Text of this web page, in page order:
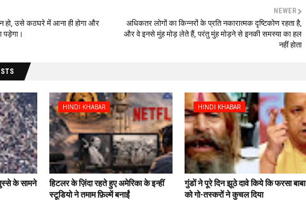
NEWER
अधिकतर लोगों का किन्नरों के प्रति नकारात्मक दृष्टिकोण रहता है‚
और वे इनसे मुंह मोड़ लेते हैं, परंतु मुंह मोड़ने से इनकी समस्या का हल
नहीं होता
न हो, उसे कठघरे में आना ही होगा और
पड़ेगा।
के सामने
HINDI KHABAR
हिटलर के ज़िंदा रहते हुए अमेरिका के इन्हीं
स्टूडियो ने तमाम फ़िल्में बनाईं
HINDI KHABAR
गुंडों ने पूरे दिन झूठे दावे किये कि फरसा बाबा
को गो-तस्करों ने कुचल दिया